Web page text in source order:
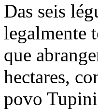
Das seis
legalmente
que
hectares,
povo